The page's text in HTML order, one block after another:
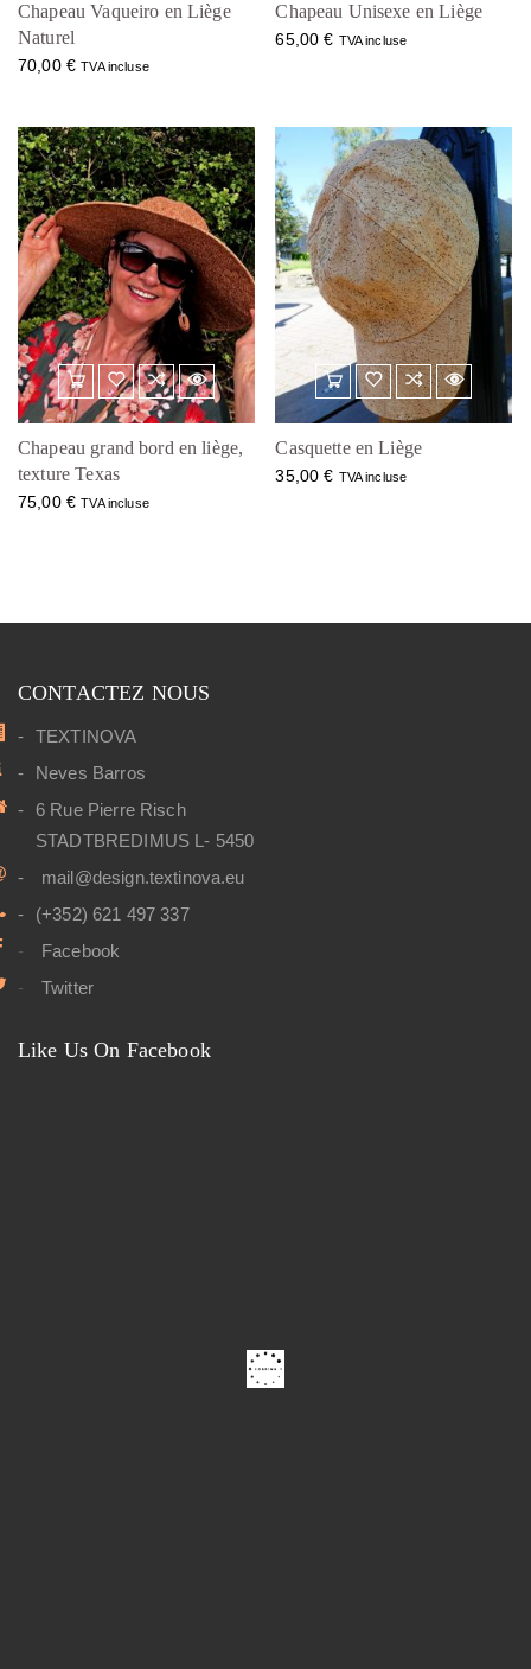
Chapeau Vaqueiro en Liège
Naturel
70,00 € TVA incluse
Chapeau Unisexe en Liège
65,00€ TVA incluse
Chapeau grand bord en liège,
texture Texas
75,00 € TVA incluse
Casquette en Liège
35,00€ TVA incluse
CONTACTEZ NOUS
TEXTINOVA
Neves Barros
6 Rue Pierre Risch
STADTBREDIMUS L- 5450
mail@design.textinova.eu
(+352) 621 497 337
Facebook
Twitter
Like Us On Facebook